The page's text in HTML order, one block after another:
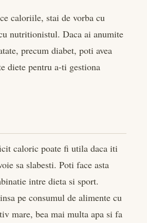
caloriile, stai de vorba cu
nutritionistul. Daca ai anumite
precum diabet, poti avea
diete pentru a-ti gestiona
caloric poate fi utila daca iti
sa slabesti. Poti face asta
intre dieta si sport.
pe consumul de alimente cu
mare, bea mai multa apa si fa